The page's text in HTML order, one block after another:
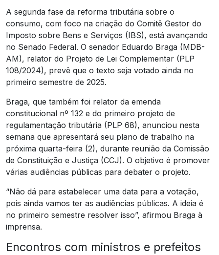
A segunda fase da reforma tributária sobre o
consumo, com foco na criação do Comitê Gestor do
Imposto sobre Bens e Serviços (IBS), está avançando
no Senado Federal. O senador Eduardo Braga (MDB-
AM), relator do Projeto de Lei Complementar (PLP
108/2024), prevê que o texto seja votado ainda no
primeiro semestre de 2025.
Braga, que também foi relator da emenda
constitucional nº 132 e do primeiro projeto de
regulamentação tributária (PLP 68), anunciou nesta
semana que apresentará seu plano de trabalho na
próxima quarta-feira (2), durante reunião da Comissão
de Constituição e Justiça (CCJ). O objetivo é promover
várias audiências públicas para debater o projeto.
“Não dá para estabelecer uma data para a votação,
pois ainda vamos ter as audiências públicas. A ideia é
no primeiro semestre resolver isso”, afirmou Braga à
imprensa.
Encontros com ministros e prefeitos